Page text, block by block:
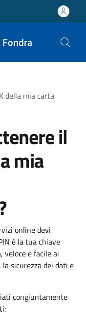
Fondra
della mia carta
il
mia
online devi
è la tua chiave
veloce e facile ai
sicurezza dei dati e
congiuntamente